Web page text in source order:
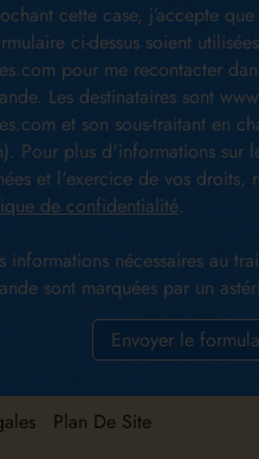
cette case, j’accepte
ci-dessus soient
pour me recontacter
Les destinataires sont
et son sous-traitant en
Pour plus d'informations sur
et l'exercice de vos droits,
de confidentialité.
informations nécessaires au
sont marquées par un
Envoyer le
Plan De Site